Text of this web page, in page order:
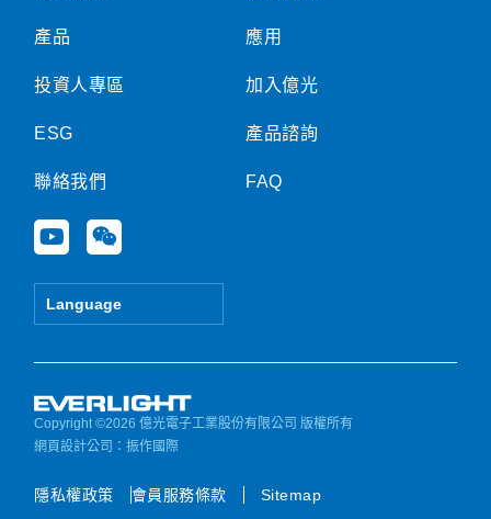
產品
投資人專區
ESG
聯絡我們
Y
o
u
e
W
e
i
Language
應用
加入億光
產品諮詢
FAQ
Copyright ©2026 億光電子工業股份有限公司 版權所有
網頁設計公司 ：振作國際
隱私權政策 會員服務條款 Sitemap